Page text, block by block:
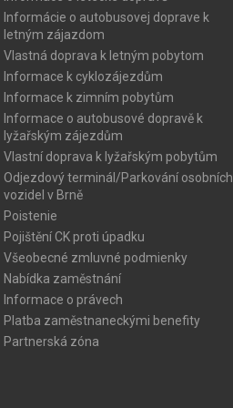
Informácie o autobusovej doprave k
letným zájazdom
Vlastná doprava k letným pobytom
Informace k cyklozájezdům
Informace k zimním pobytům
Informace o autobusové dopravě k
lyžařským zájezdům
Vlastní doprava k lyžařským pobytům
Odjezdový terminál/Parkování osobních
vozidel v Brně
Poistenie
Pojištění CK proti úpadku
Všeobecné zmluvné podmienky
Nabídka zaměstnání
Informace o právech
Platba zaměstnaneckými benefity
Partnerská zóna